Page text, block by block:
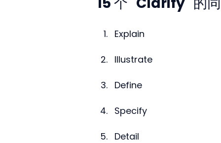
Explain
Illustrate
Define
Specify
Detail